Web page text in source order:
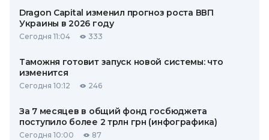
Dragon Capital изменил прогноз роста ВВП
Украины в 2026 году
Сегодня 11:04 333
Таможня готовит запуск новой системы: что
изменится
Сегодня 10:12 246
За 7 месяцев в общий фонд госбюджета
поступило более 2 трлн грн (инфографика)
Сегодня 10:00 87